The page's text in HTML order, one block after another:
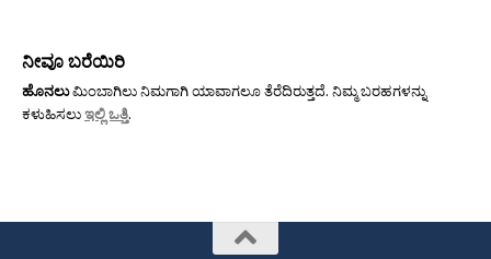
ನೀವೂ ಬರೆಯಿರಿ
ಹೊನಲುಮಿಂಬಾಗಿಲು ನಿಮಗಾಗಿ ಯಾವಾಗಲೂ ತೆರೆದಿರುತ್ತದೆ. ನಿಮ್ಮ ಬರಹಗಳನ್ನು
ಕಳುಹಿಸಲುಇಲ್ಲಿ ಒತ್ತಿ.